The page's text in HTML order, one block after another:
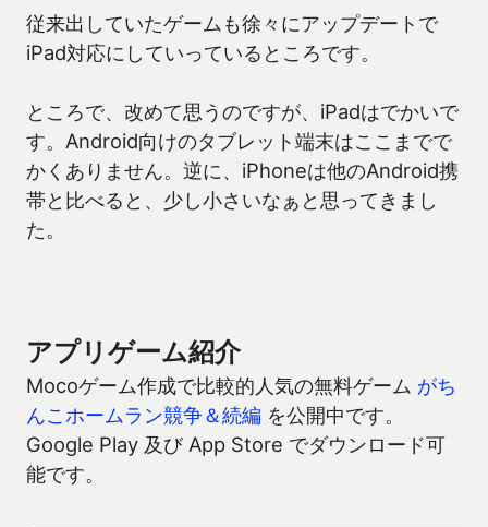
従来出していたゲームも徐々にアップデートで
iPad対応にしていっているところです。
ところで、改めて思うのですが、iPadはでかいで
す。Android向けのタブレット端末はここまでで
かくありません。逆に、iPhoneは他のAndroid携
帯と比べると、少し小さいなぁと思ってきまし
た。
アプリゲーム紹介
Mocoゲーム作成で比較的人気の無料ゲーム がち
んこホームラン競争＆続編 を公開中です。
Google Play 及び App Store でダウンロード可
能です。